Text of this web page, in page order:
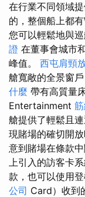
在行業不同領域
的，整個船上都
您可以輕鬆地與巡
證 在董事會城市
峰值。 西屯肩頸
艙寬敞的全景窗
什麼 帶有高質量
Entertainment
艙提供了輕鬆且
現賭場的確切開放
意到賭場在條款
上引入的訪客卡
款，也可以使用
公司 Card）收到